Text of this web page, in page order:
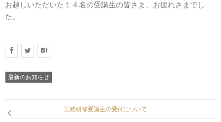
お越しいただいた１４名の受講生の皆さま、お疲れさまでし
た。
最新のお知らせ
実務研修受講生の受付について